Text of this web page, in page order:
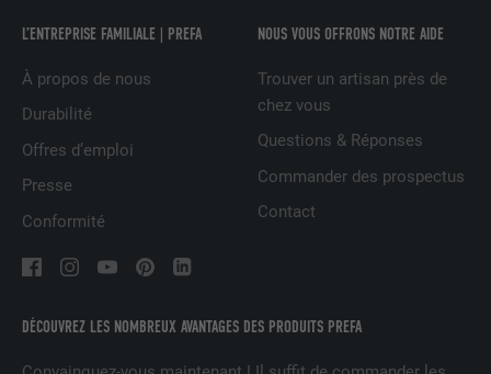
DÉCOUVREZ LES NOMBREUX AVANTAGES DES PRODUITS PREFA
L’ENTREPRISE FAMILIALE | PREFA
À propos de nous
Durabilité
Offres d’emploi
Presse
Conformité
NOUS VOUS OFFRONS NOTRE AIDE
Trouver un artisan près de
chez vous
Questions & Réponses
Commander des prospectus
Contact
EXPIRATION
UTILITÉ
plusieurs sites Internet afin d'afficher de
la publicité adaptée aux préférences de